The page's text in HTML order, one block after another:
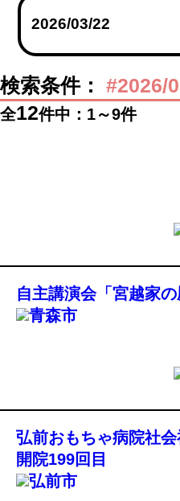
検索条件： #2026/
全12件中：1～9件
自主講演会「宮越家の
青森市
弘前おもちゃ病院社
開院199回目
弘前市